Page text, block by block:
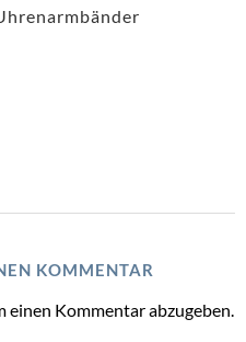
KOMMENTAR
einen Kommentar abzugeben.